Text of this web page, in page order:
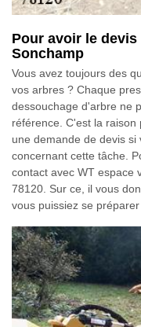
Pour avoir le
Sonchamp
Vous avez toujours des
vos arbres ? Chaque
dessouchage d'arbre ne
référence. C'est la
une demande de devis
concernant cette tâche.
contact avec WT espace
78120. Sur ce, il vous
vous puissiez se